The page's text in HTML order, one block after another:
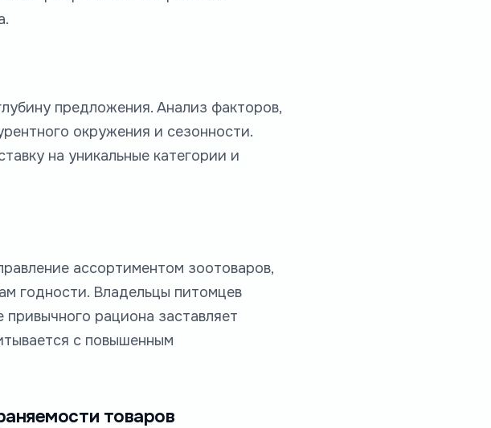
предложения. Анализ факторов,
окружения и сезонности.
на уникальные категории и
ассортиментом зоотоваров,
годности. Владельцы питомцев
рациона заставляет
с повышенным
товаров